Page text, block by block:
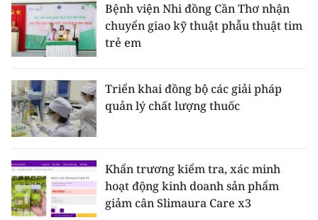
РУССКИЙ
ESPAÑOL
한국어
Bệnh viện Nhi đồng Cần Thơ nhận
chuyển giao kỹ thuật phẫu thuật tim
trẻ em
Triển khai đồng bộ các giải pháp
quản lý chất lượng thuốc
Khẩn trương kiểm tra, xác minh
hoạt động kinh doanh sản phẩm
giảm cân Slimaura Care x3